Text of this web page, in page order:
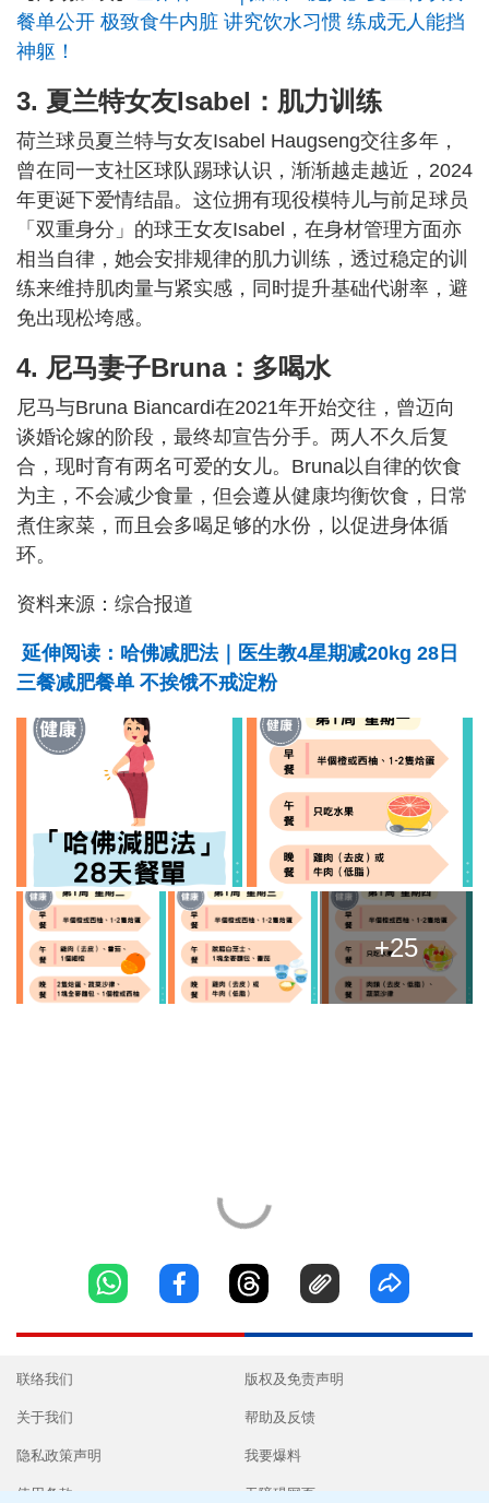
餐单公开 极致食牛内脏 讲究饮水习惯 练成无人能挡
神躯！
3. 夏兰特女友Isabel：肌力训练
荷兰球员夏兰特与女友Isabel Haugseng交往多年，
曾在同一支社区球队踢球认识，渐渐越走越近，2024
年更诞下爱情结晶。这位拥有现役模特儿与前足球员
「双重身分」的球王女友Isabel，在身材管理方面亦
相当自律，她会安排规律的肌力训练，透过稳定的训
练来维持肌肉量与紧实感，同时提升基础代谢率，避
免出现松垮感。
4. 尼马妻子Bruna：多喝水
尼马与Bruna Biancardi在2021年开始交往，曾迈向
谈婚论嫁的阶段，最终却宣告分手。两人不久后复
合，现时育有两名可爱的女儿。Bruna以自律的饮食
为主，不会减少食量，但会遵从健康均衡饮食，日常
煮住家菜，而且会多喝足够的水份，以促进身体循
环。
资料来源：综合报道
延伸阅读：哈佛减肥法｜医生教4星期减20kg 28日
三餐减肥餐单 不挨饿不戒淀粉
+25
联络我们
关于我们
隐私政策声明
使用条款
版权及免责声明
帮助及反馈
我要爆料
无障碍网页